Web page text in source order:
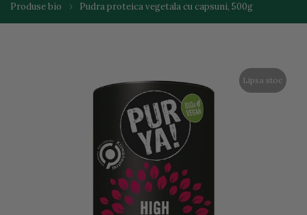
Produse bio Pudra proteica vegetala cu capsuni, 500g
Lipsa stoc